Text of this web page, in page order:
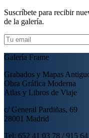
Suscríbete para recibir
de la galería.
Galería Frame
Grabados y Mapas
Obra Gráfica Moderna
Atlas y Libros de Viaje
c/ General Pardiñas, 69
28001 Madrid
Tel: 652 41 03 78 / 915